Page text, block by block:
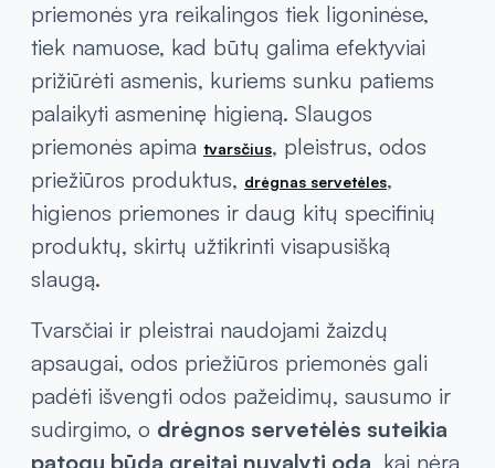
priemonės yra reikalingos tiek ligoninėse,
tiek namuose, kad būtų galima efektyviai
prižiūrėti asmenis, kuriems sunku patiems
palaikyti asmeninę higieną. Slaugos
priemonės apima tvarsčius, pleistrus, odos
priežiūros produktus, drėgnas servetėles,
higienos priemones ir daug kitų specifinių
produktų, skirtų užtikrinti visapusišką
slaugą.
Tvarsčiai ir pleistrai naudojami žaizdų
apsaugai, odos priežiūros priemonės gali
padėti išvengti odos pažeidimų, sausumo ir
sudirgimo, o drėgnos servetėlės suteikia
patogų būdą greitai nuvalyti odą , kai nėra